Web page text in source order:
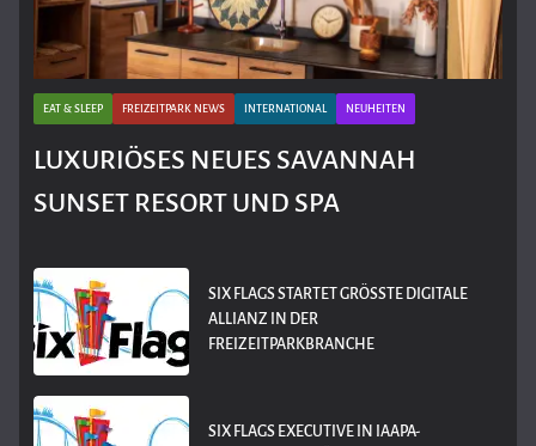
EAT & SLEEP FREIZEITPARK NEWS INTERNATIONAL NEUHEITEN
LUXURIÖSES NEUES SAVANNAH
SUNSET RESORT UND SPA
SIX FLAGS STARTET GRÖSSTE DIGITALE A
LLIANZ IN DER F
REIZEITPARKBRANCHE
SIX FLAGS EXECUTIVE IN IAAPA-